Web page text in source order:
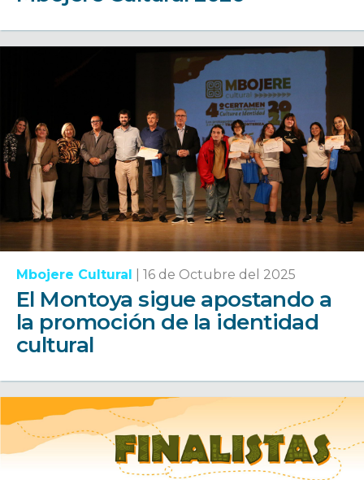
Mbojere Cultural 16 de Octubre del 2025
El Montoya sigue apostando a
la promoción de la identidad
cultural